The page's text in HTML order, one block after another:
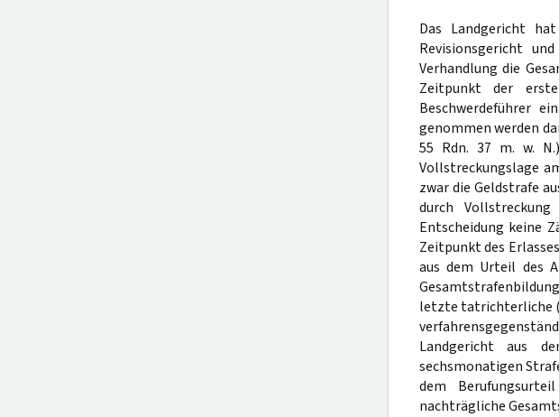
Das Landgericht
Revisionsgericht
Verhandlung die
Zeitpunkt der
Beschwerdeführer
genommen werden
55 Rdn. 37 m. w.
Vollstreckungslage
zwar die Geldstrafe
durch
Entscheidung keine
Zeitpunkt des
aus dem Urteil des
letzte tatrichterliche
Landgericht aus
sechsmonatigen
dem
nachträgliche